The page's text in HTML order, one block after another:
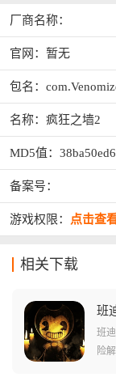
厂商名称：
官网：暂无
包名：
名称：疯狂之墙2
MD5值：
备案号：
游戏权限： 点击查
相关下载
班
班
险